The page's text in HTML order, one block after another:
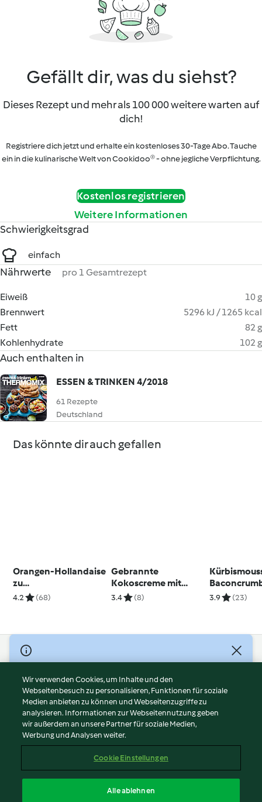
Gefällt dir, was du siehst?
Dieses Rezept und mehr als 100 000 weitere warten auf
dich!
Registriere dich jetzt und erhalte ein kostenloses 30-Tage Abo. Tauche
ein in die kulinarische Welt von Cookidoo® - ohne jegliche Verpflichtung.
Kostenlos registrieren
Weitere Informationen
Schwierigkeitsgrad
einfach
Nährwerte pro 1 Gesamtrezept
Eiweiß
10 g
Brennwert
5296 kJ / 1265 kcal
Fett
82 g
Kohlenhydrate
102 g
Auch enthalten in
ESSEN & TRINKEN 4/2018
61 Rezepte
Deutschland
Das könnte dir auch gefallen
Orangen-Hollandaise
zu
Weihnachtsgeflügel
4.2 (68)
Gebrannte
Kokoscreme mit
kandiertem Ingwer
3.4 (8) 3.9 (23)
© Copyright 2026
Nutzungsbedingungen
Datenschutzrichtlinien
Disclaimer
Impressum
Cookies
Abo kündigen
Wir verwenden Cookies, um Inhalte und den
Webseitenbesuch zu personalisieren, Funktionen für soziale
Medien anbieten zu können und Webseitenzugriffe zu
analysieren. Informationen zur Webseitennutzung geben
wir außerdem an unsere Partner für soziale Medien,
Werbung und Analysen weiter.
Cookie Einstellungen
Alle ablehnen